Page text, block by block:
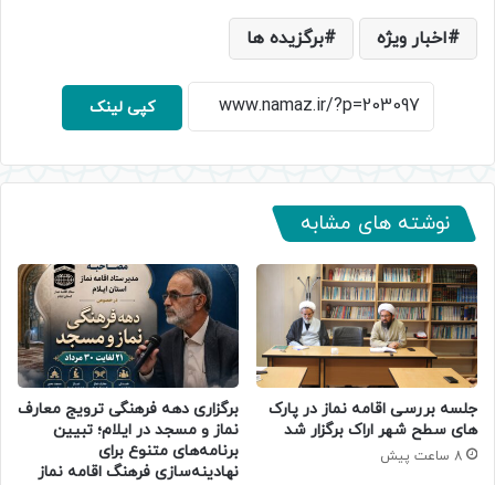
اخبار ویژه برگزیده ها
کپی لینک
نوشته های مشابه
جلسه بررسی اقامه نماز در پارک
های سطح شهر اراک برگزار شد
8 ساعت پیش
برگزاری دهه فرهنگی ترویج معارف
نماز و مسجد در ایلام؛ تبیین
برنامه‌های متنوع برای
نهادینه‌سازی فرهنگ اقامه نماز